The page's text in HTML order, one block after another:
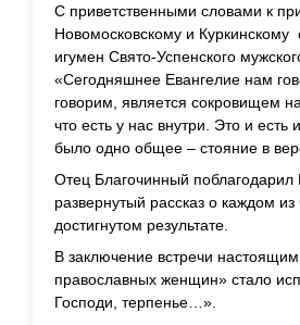
С приветственными словами к
Новомосковскому и
игумен Свято-Успенского
«Сегодняшнее Евангелие нам
говорим, является сокровищем
что есть у нас внутри. Это и
было одно общее – стояние в
Отец Благочинный
развернутый рассказ о каждом
достигнутом результате.
В заключение встречи
православных женщин» стало
Господи, терпенье…».